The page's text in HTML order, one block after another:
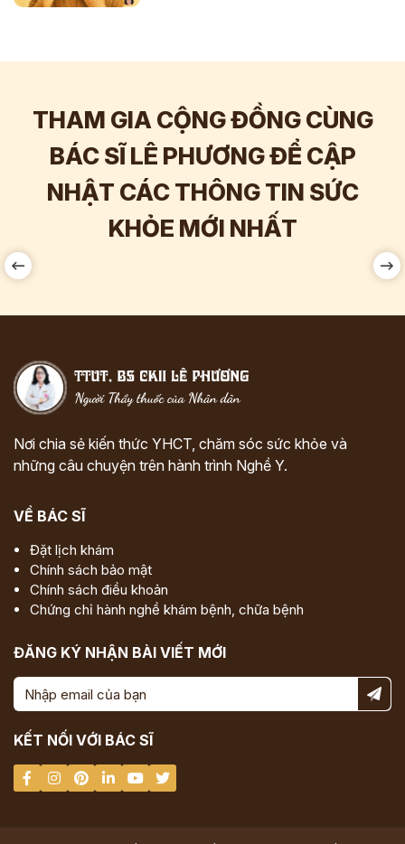
THAM GIA CỘNG ĐỒNG CÙNG
BÁC SĨ LÊ PHƯƠNG ĐỂ CẬP
NHẬT CÁC THÔNG TIN SỨC
KHỎE MỚI NHẤT
Nơi chia sẻ kiến thức YHCT, chăm sóc sức khỏe và
những câu chuyện trên hành trình Nghề Y.
VỀ BÁC SĨ
Đặt lịch khám
Chính sách bảo mật
Chính sách điều khoản
Chứng chỉ hành nghề khám bệnh, chữa bệnh
ĐĂNG KÝ NHẬN BÀI VIẾT MỚI
KẾT NỐI VỚI BÁC SĨ